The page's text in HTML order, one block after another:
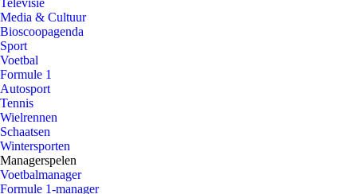
Televisie
Media & Cultuur
Bioscoopagenda
Sport
Voetbal
Formule 1
Autosport
Tennis
Wielrennen
Schaatsen
Wintersporten
Managerspelen
Voetbalmanager
Formule 1-manager